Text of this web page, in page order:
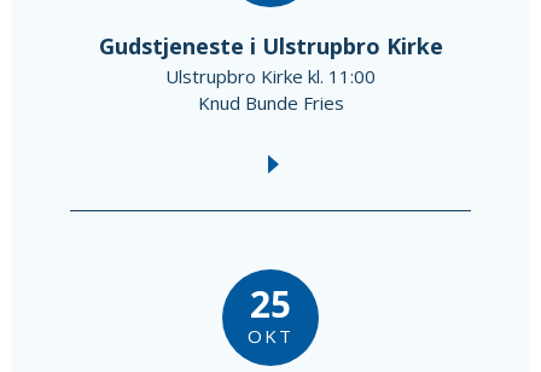
Gudstjeneste i Ulstrupbro Kirke
Ulstrupbro Kirke kl. 11:00
Knud Bunde Fries
25
OKT